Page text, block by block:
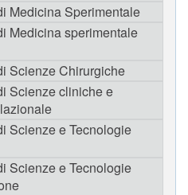
Medicina Sperimentale
Medicina sperimentale
Scienze Chirurgiche
Scienze cliniche e
Scienze e Tecnologie
Scienze e Tecnologie